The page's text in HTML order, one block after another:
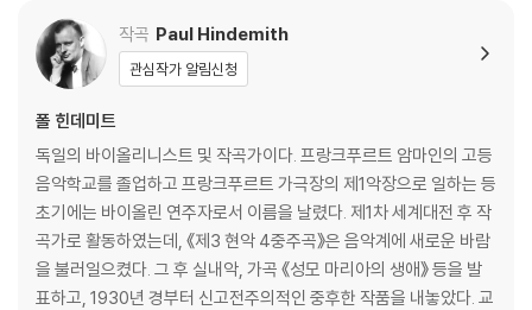
작곡 Paul Hindemith
관심작가 알림신청
폴 힌데미트
독일의 바이올리니스트 및 작곡가이다. 프랑크푸르트 암마인의 고등
음악학교를 졸업하고 프랑크푸르트 가극장의 제1악장으로 일하는 등
초기에는 바이올린 연주자로서 이름을 날렸다. 제1차 세계대전 후 작
곡가로 활동하였는데, 《제3 현악 4중주곡》은 음악계에 새로운 바람
을 불러일으켰다. 그 후 실내악, 가곡 《성모 마리아의 생애》 등을 발
표하고, 1930년 경부터 신고전주의적인 중후한 작품을 내놓았다. 교